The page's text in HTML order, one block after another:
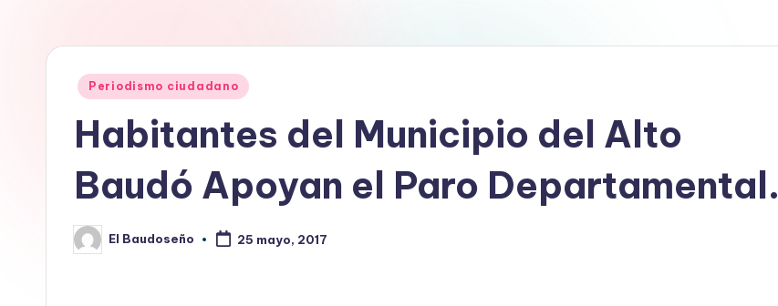
d
Publicado
Periodismo ciudadano
Habitantes del Municipio del Alto
Baudó Apoyan el Paro Departamental.
Publicado
por
El Baudoseño 25 mayo, 2017